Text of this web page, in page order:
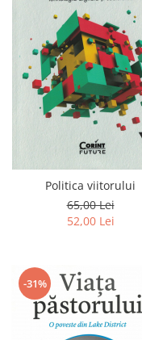
Politica viitorului
65,00 Lei
52,00 Lei
-31%